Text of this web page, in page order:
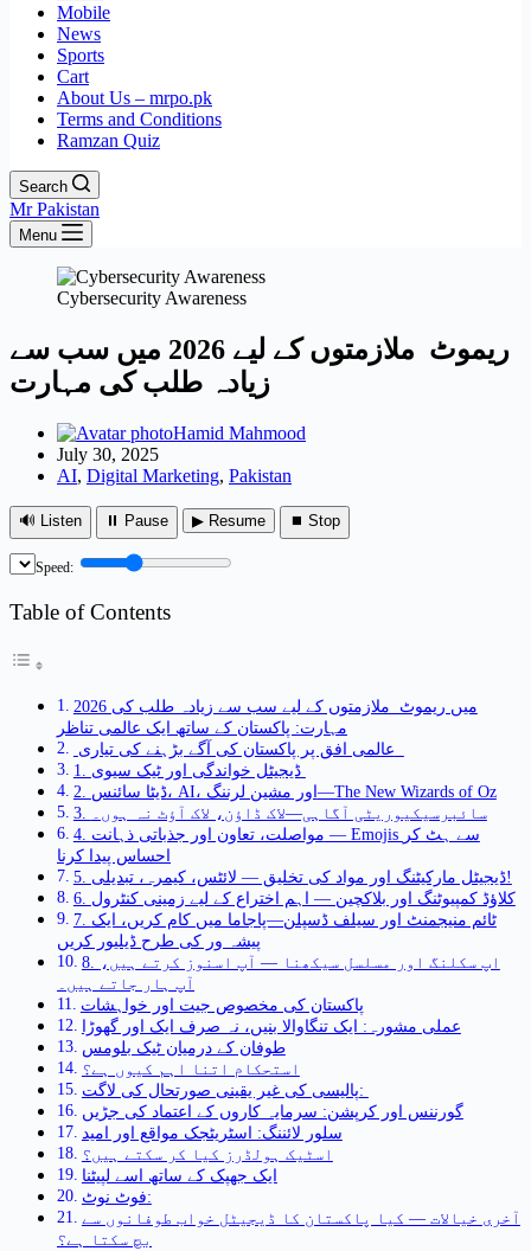
Mobile
News
Sports
Cart
About Us – mrpo.pk
Terms and Conditions
Ramzan Quiz
Search
Mr Pakistan
Menu
Cybersecurity Awareness
ریموٹ ملازمتوں کے لیے 2026 میں سب سے
زیادہ طلب کی مہارت
Hamid Mahmood
July 30, 2025
AI, Digital Marketing, Pakistan
🔊 Listen ⏸ Pause ▶ Resume ⏹ Stop
Speed:
Table of Contents
2026 میں ریموٹ ملازمتوں کے لیے سب سے زیادہ طلب کی
مہارت: پاکستان کے ساتھ ایک عالمی تناظر
1. ڈیجیٹل خواندگی اور ٹیک سیوی
2. ڈیٹا سائنس، AI، اور مشین لرننگ—The New Wizards of Oz
3. سائبرسیکیوریٹی آگاہی—لاک ڈاؤن، لاک آؤٹ نہ ہوں۔
4. مواصلت، تعاون اور جذباتی ذہانت — Emojis سے ہٹ کر
احساس پیدا کرنا
5. ڈیجیٹل مارکیٹنگ اور مواد کی تخلیق — لائٹس، کیمرہ، تبدیلی!
6. کلاؤڈ کمپیوٹنگ اور بلاکچین — اہم اختراع کے لیے زمینی کنٹرول
7. ٹائم منیجمنٹ اور سیلف ڈسپلن—پاجاما میں کام کریں، ایک
پیشہ ور کی طرح ڈیلیور کریں
8. اپ سکلنگ اور مسلسل سیکھنا — آپ اسنوز کرتے ہیں،
آپ ہار جاتے ہیں۔
پاکستان کی مخصوص جیت اور خواہشات
عملی مشورہ: ایک تنگاوالا بنیں، نہ صرف ایک اور گھوڑا
طوفان کے درمیان ٹیک بلومس
استحکام اتنا اہم کیوں ہے؟
پالیسی کی غیر یقینی صورتحال کی لاگت:
گورننس اور کرپشن: سرمایہ کاروں کے اعتماد کی جڑیں
سلور لائننگ: اسٹریٹجک مواقع اور امید
اسٹیک ہولڈرز کیا کر سکتے ہیں؟
ایک جھپک کے ساتھ اسے لپیٹنا
فوٹ نوٹ:
آخری خیالات — کیا پاکستان کا ڈیجیٹل خواب طوفانوں سے
بچ سکتا ہے؟